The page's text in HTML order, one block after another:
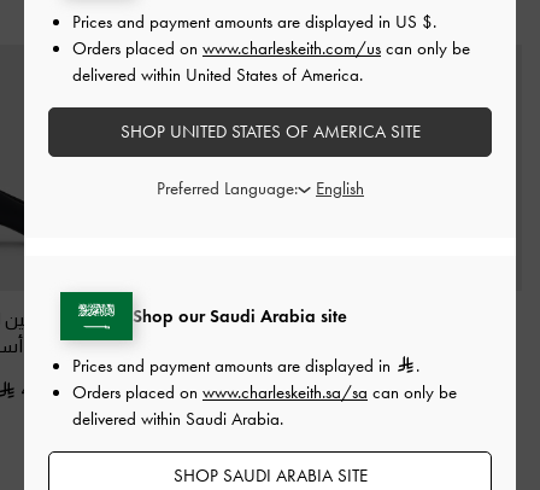
قد يعجبك آيضاً
حذاء ماري جين بمقدمة
أسود
ميولز بكعب عالٍ
375.00
حذاء ماري جين
بمشبك
400.00
Shop our Saudi Arabia site
Prices and payment amounts are displayed in
.
Orders placed on www.charleskeith.sa/sa can only be
delivered within Saudi Arabia.
SHOP SAUDI ARABIA SITE
Prices and payment amounts are displayed in US $.
Orders placed on www.charleskeith.com/us can only be
delivered within United States of America.
SHOP UNITED STATES OF AMERICA SITE
Preferred Language: